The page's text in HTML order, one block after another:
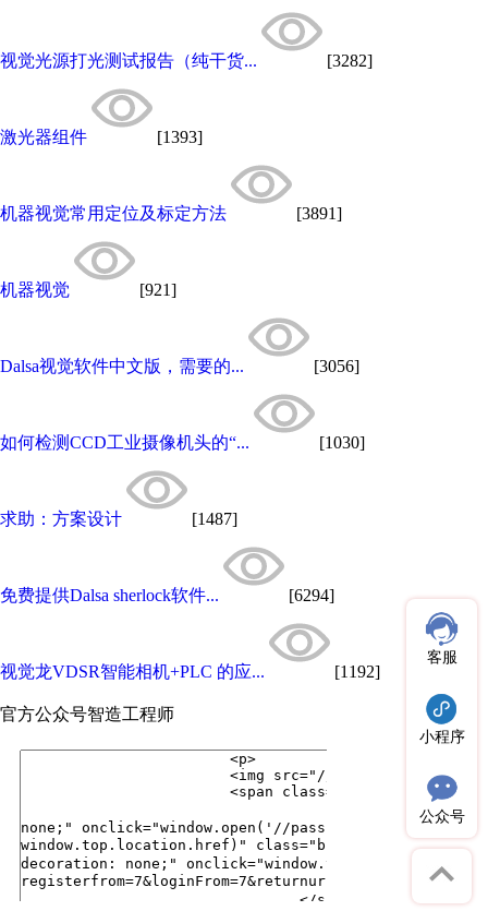
视觉光源打光测试报告（纯干货... [3282]
激光器组件 [1393]
机器视觉常用定位及标定方法 [3891]
机器视觉 [921]
Dalsa视觉软件中文版，需要的... [3056]
如何检测CCD工业摄像机头的“... [1030]
求助：方案设计 [1487]
免费提供Dalsa sherlock软件... [6294]
视觉龙VDSR智能相机+PLC 的应... [1192]
官方公众号智造工程师
客服
小程序
公众号